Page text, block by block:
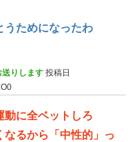
うためになったわ
りします 投稿日
動に全ベットしろ
なるから「中性的」っ